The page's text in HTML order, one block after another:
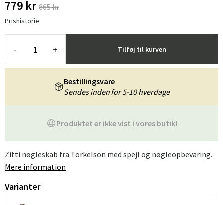
779 kr 865 kr
Prishistorie
- + Tilføj til kurven
Produktet er ikke vist i vores butik!
Bestillingsvare
Sendes inden for 5-10 hverdage
Zitti nøgleskab fra Torkelson med spejl og nøgleopbevaring.
Mere information
Varianter